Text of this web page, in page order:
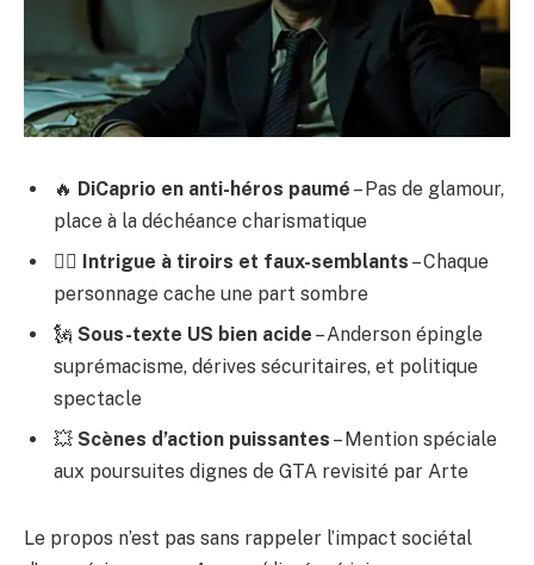
🔥 DiCaprio en anti-héros paumé – Pas de glamour,
place à la déchéance charismatique
🕵️‍♂️
Intrigue à tiroirs et faux-semblants – Chaque
personnage cache une part sombre
🗽 Sous-texte US bien acide – Anderson épingle
suprémacisme, dérives sécuritaires, et politique
spectacle
💥 Scènes d’action puissantes – Mention spéciale
aux poursuites dignes de GTA revisité par Arte
Le propos n’est pas sans rappeler l’impact sociétal